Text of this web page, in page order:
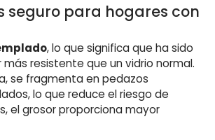
seguro para hogares con
, lo que significa que ha sido
resistente que un vidrio normal.
se fragmenta en pedazos
lo que reduce el riesgo de
el grosor proporciona mayor